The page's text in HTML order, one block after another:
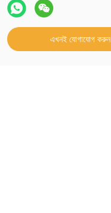
এখনই যোগাযোগ করুন